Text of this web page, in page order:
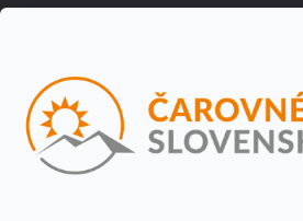
Vložením e-mailu súhlasíte s
údajov
Beriem na vedomie, že adresa bude